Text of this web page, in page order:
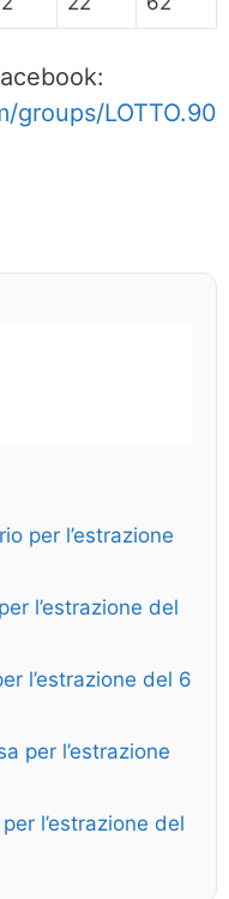
groups/LOTTO.90
per l’estrazione
l’estrazione del
l’estrazione del 6
per l’estrazione
l’estrazione del